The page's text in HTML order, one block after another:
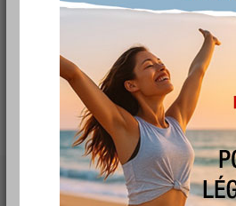
Crac ...
J'ai crac..quer ... Craquer pour 2 choses :
1 : la balance !!! J'en ai commandé une sur
donc je l'ai pas acheté, ça compte pas !
2 : Plus "grave" : la bouffe ... Ouaie ... No
Faut que je me calme ... Faut que je me dise
dans le sens où il faut que je laisse couler un